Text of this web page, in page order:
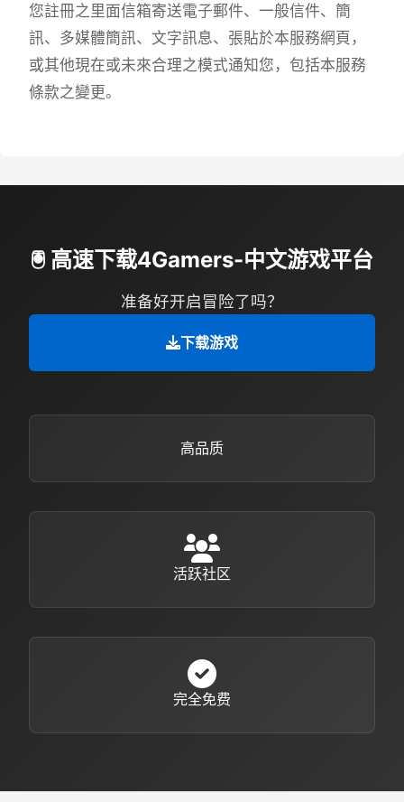
您註冊之里面信箱寄送電子郵件、一般信件、簡
訊、多媒體簡訊、文字訊息、張貼於本服務網頁，
或其他現在或未來合理之模式通知您，包括本服務
條款之變更。
🖲️ 高速下载4Gamers-中文游戏平台
准备好开启冒险了吗？
下载游戏
高品质
活跃社区
完全免费